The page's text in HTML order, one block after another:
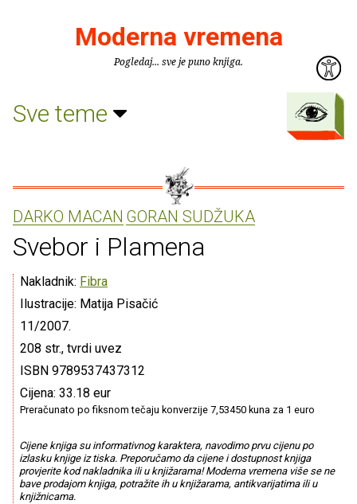
Moderna vremena
Pogledaj... sve je puno knjiga.
Sve teme
DARKO MACAN GORAN SUDŽUKA
Svebor i Plamena
Nakladnik: Fibra
Ilustracije: Matija Pisačić
11/2007.
208 str., tvrdi uvez
ISBN 9789537437312
Cijena: 33.18 eur
Preračunato po fiksnom tečaju konverzije 7,53450 kuna za 1 euro
Cijene knjiga su informativnog karaktera, navodimo prvu cijenu po
izlasku knjige iz tiska. Preporučamo da cijene i dostupnost knjiga
provjerite kod nakladnika ili u knjižarama! Moderna vremena više se ne
bave prodajom knjiga, potražite ih u knjižarama, antikvarijatima ili u
knjižnicama.